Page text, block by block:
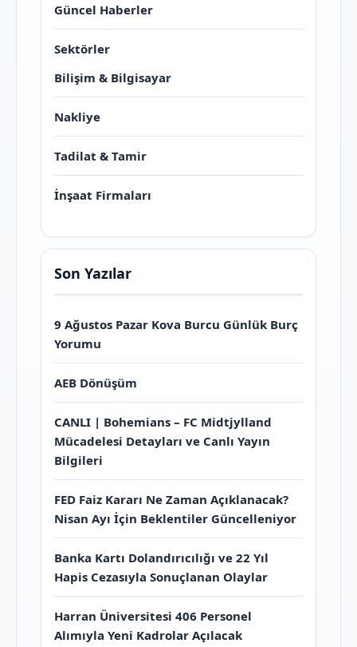
Güncel Haberler
Sektörler
Bilişim & Bilgisayar
Nakliye
Tadilat & Tamir
İnşaat Firmaları
Son Yazılar
9 Ağustos Pazar Kova Burcu Günlük Burç
Yorumu
AEB Dönüşüm
CANLI | Bohemians – FC Midtjylland
Mücadelesi Detayları ve Canlı Yayın
Bilgileri
FED Faiz Kararı Ne Zaman Açıklanacak?
Nisan Ayı İçin Beklentiler Güncelleniyor
Banka Kartı Dolandırıcılığı ve 22 Yıl
Hapis Cezasıyla Sonuçlanan Olaylar
Harran Üniversitesi 406 Personel
Alımıyla Yeni Kadrolar Açılacak